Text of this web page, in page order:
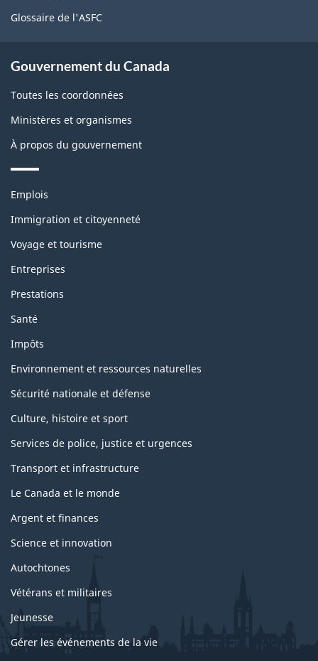
Glossaire de l'ASFC
Gouvernement du Canada
Toutes les coordonnées
Ministères et organismes
À propos du gouvernement
Thèmes
sujets
Emplois
Immigration et citoyenneté
Voyage et tourisme
Entreprises
Prestations
Santé
Impôts
Environnement et ressources naturelles
Sécurité nationale et défense
Culture, histoire et sport
Services de police, justice et urgences
Transport et infrastructure
Le Canada et le monde
Argent et finances
Science et innovation
Autochtones
Vétérans et militaires
Jeunesse
Gérer les événements de la vie